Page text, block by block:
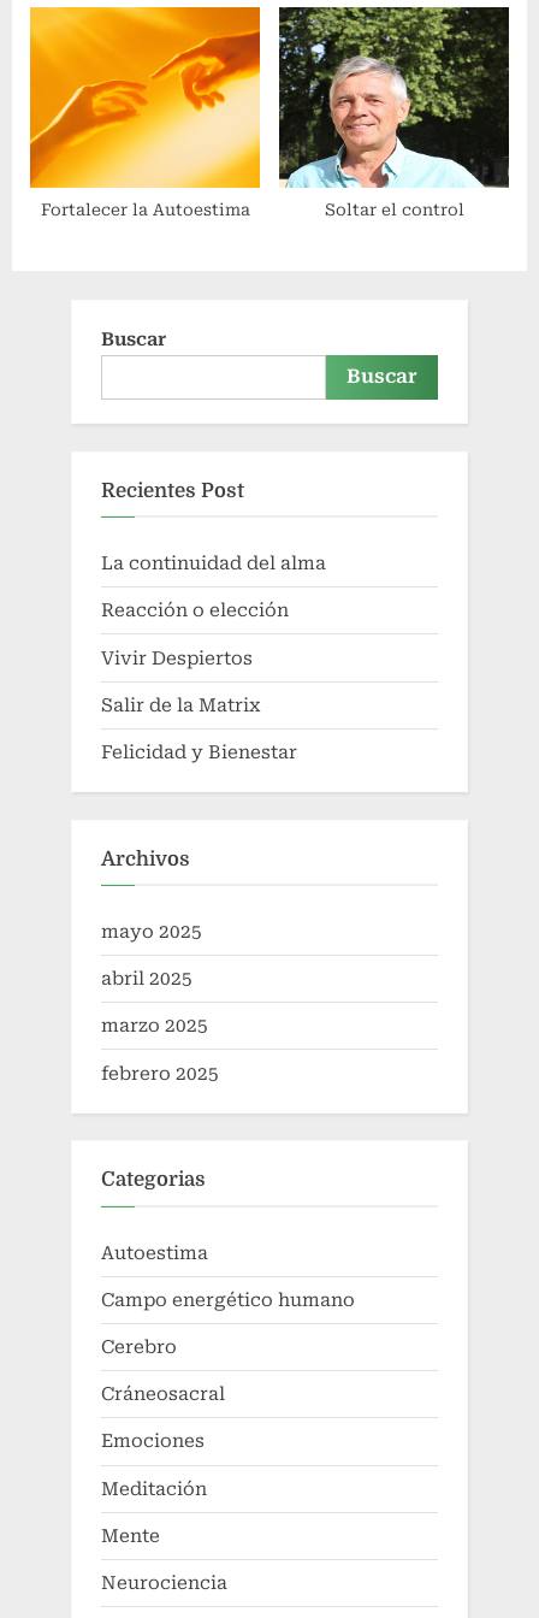
Fortalecer la Autoestima Soltar el control
Buscar
Buscar
Recientes Post
La continuidad del alma
Reacción o elección
Vivir Despiertos
Salir de la Matrix
Felicidad y Bienestar
Archivos
mayo 2025
abril 2025
marzo 2025
febrero 2025
Categorias
Autoestima
Campo energético humano
Cerebro
Cráneosacral
Emociones
Meditación
Mente
Neurociencia